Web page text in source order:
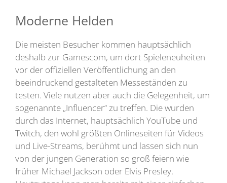
Moderne Helden
Die meisten Besucher kommen hauptsächlich
deshalb zur Gamescom, um dort Spieleneuheiten
vor der offiziellen Veröffentlichung an den
beeindruckend gestalteten Messeständen zu
testen. Viele nutzen aber auch die Gelegenheit, um
sogenannte „Influencer“ zu treffen. Die wurden
durch das Internet, hauptsächlich YouTube und
Twitch, den wohl größten Onlineseiten für Videos
und Live-Streams, berühmt und lassen sich nun
von der jungen Generation so groß feiern wie
früher Michael Jackson oder Elvis Presley.